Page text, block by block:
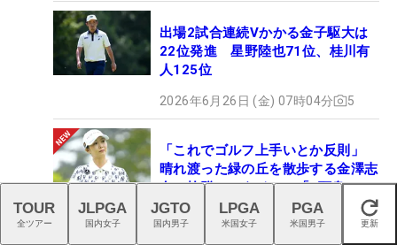
出場2試合連続Vかかる金子駆大は
22位発進 星野陸也71位、桂川有
人125位
2026年6月26日 (金) 07時04分 5
「これでゴルフ上手いとか反則」
晴れ渡った緑の丘を散歩する金澤志
奈、抜群のスタイルに「8頭身！」
「可愛いにも程がある」
閉じる
TOUR
全ツアー
JLPGA
国内女子
JGTO
国内男子
LPGA
米国女子
PGA
米国男子 更新